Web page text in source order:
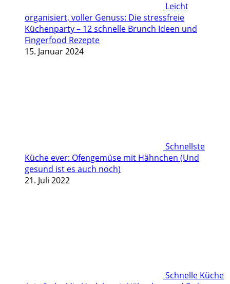
Leicht
organisiert, voller Genuss: Die stressfreie
Küchenparty – 12 schnelle Brunch Ideen und
Fingerfood Rezepte
15. Januar 2024
Schnellste
Küche ever: Ofengemüse mit Hähnchen (Und
gesund ist es auch noch)
21. Juli 2022
Schnelle Küche